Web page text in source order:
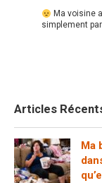
Ma voisine
simplement
Articles
Ma